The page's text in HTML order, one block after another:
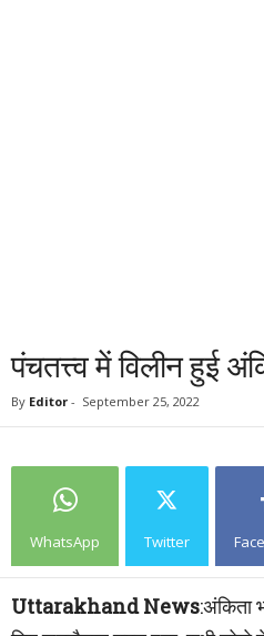
पंचतत्त्व में विलीन हुई
By Editor - September 25, 2022
WhatsApp Twitter
Uttarakhand News:अंकिता